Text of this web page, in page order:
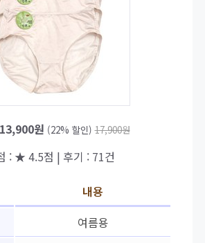
13,900원 (22% 할인) 17,900원
: ★ 4.5점 | 후기 : 71건
내용
여름용